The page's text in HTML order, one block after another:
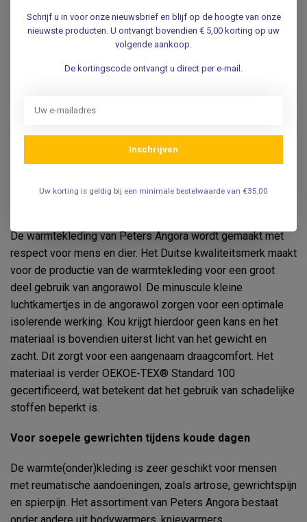
Peters Angora: premium
De warmtekleding van Peters Angora wordt gemaakt met
respect voor mens en dier. Het Duitse kwaliteitsmerk maakt
voor de productie van de warmtekleding voor een groot
deel gebruik van angorawol. De minuscule kleine
luchtkamertjes in de angorawol zorgen voor een optimale
isolerende werking. Kou krijgt hierdoor geen kans en het
materiaal is bovendien uiterst licht van het gewicht en
zacht. Dit zorgt voor een aangenaam draagcomfort. Het
materiaal is verder OEKOE-TEX® Standard 100
gecertificeerd, wat betekent dat het gebruik van schadelijke
stoffen beperkt is.
Voor soepele gewrichten tijdens koude dagen
De warmte(onder)kleding is zeer geschikt voor mensen
met reumatische aandoeningen, zoals artrose, gewrichtspijn
en spierpijn. Het assortiment van Peters Angora bestaat
Schrijf u in voor onze nieuwsbrief en blijf op de hoogte van onze
nieuwste producten. U ontvangt bovendien € 5,00 korting op uw
volgende aankoop.
De kortingscode ontvangt u direct per e-mail.
Inschrijven
Uw korting is geldig bij een minimale bestelwaarde van €35,00